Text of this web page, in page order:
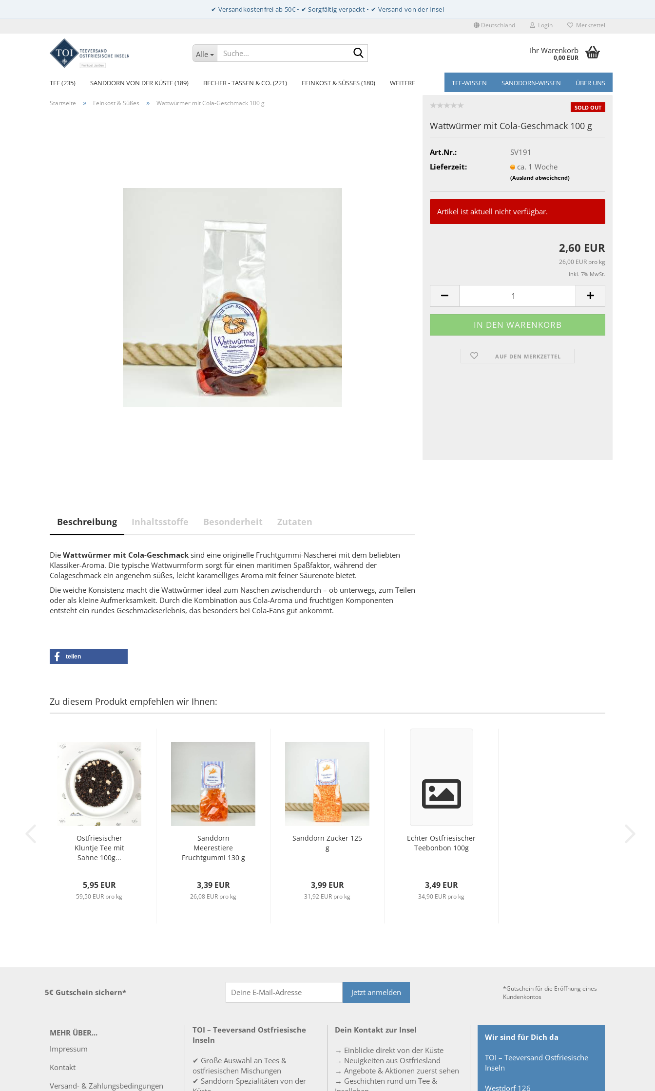
Deutschland Login Merkzettel
Alle Ihr Warenkorb
0,00 EUR
TEE (235) SANDDORN VON DER KÜSTE (189) BECHER - TASSEN & CO. (221) FEINKOST & SÜSSES (180) TEE-WISSEN SANDDORN-WISSEN ÜBER UNS
WEITERE
Startseite » Feinkost & Süßes » Wattwürmer mit Cola-Geschmack 100 g
SOLD OUT
Wattwürmer mit Cola-Geschmack 100 g
Art.Nr.:
SV191
Lieferzeit:
ca. 1 Woche
(Ausland abweichend)
Artikel ist aktuell nicht verfügbar.
2,60 EUR
26,00 EUR pro kg
inkl. 7% MwSt.
AUF DEN MERKZETTEL
Beschreibung Inhaltsstoffe Besonderheit Zutaten
Die Wattwürmer mit Cola-Geschmack sind eine originelle Fruchtgummi-Nascherei mit dem beliebten
Klassiker-Aroma. Die typische Wattwurmform sorgt für einen maritimen Spaßfaktor, während der
Colageschmack ein angenehm süßes, leicht karamelliges Aroma mit feiner Säurenote bietet.
Die weiche Konsistenz macht die Wattwürmer ideal zum Naschen zwischendurch – ob unterwegs, zum Teilen
oder als kleine Aufmerksamkeit. Durch die Kombination aus Cola-Aroma und fruchtigen Komponenten
entsteht ein rundes Geschmackserlebnis, das besonders bei Cola-Fans gut ankommt.
teilen
Zu diesem Produkt empfehlen wir Ihnen:
Ostfriesischer
Kluntje Tee mit
Sahne 100g...
5,95 EUR
59,50 EUR pro kg
Sanddorn
Meerestiere
Fruchtgummi 130 g
3,39 EUR
26,08 EUR pro kg
Sanddorn Zucker 125
g
3,99 EUR
31,92 EUR pro kg
Echter Ostfriesischer
Teebonbon 100g
3,49 EUR
34,90 EUR pro kg
5€ Gutschein sichern* Jetzt anmelden
*Gutschein für die Eröffnung eines
Kundenkontos
MEHR ÜBER...
Impressum
Kontakt
Versand- & Zahlungsbedingungen
TOI – Teeversand Ostfriesische
Inseln
✔ Große Auswahl an Tees &
ostfriesischen Mischungen
✔ Sanddorn-Spezialitäten von der
Dein Kontakt zur Insel
→ Einblicke direkt von der Küste
→ Neuigkeiten aus Ostfriesland
→ Angebote & Aktionen zuerst sehen
→ Geschichten rund um Tee &
Wir sind für Dich da
TOI – Teeversand Ostfriesische
Inseln
Westdorf 126